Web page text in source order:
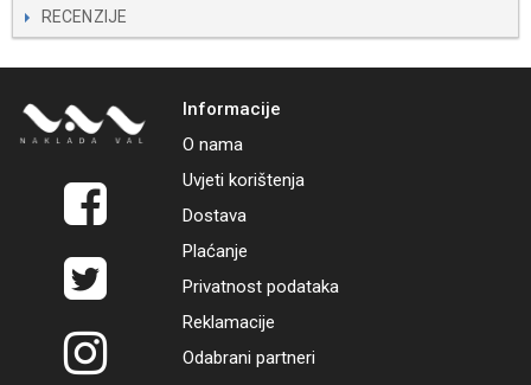
RECENZIJE
Informacije
O nama
Uvjeti korištenja
Dostava
Plaćanje
Privatnost podataka
Reklamacije
Odabrani partneri